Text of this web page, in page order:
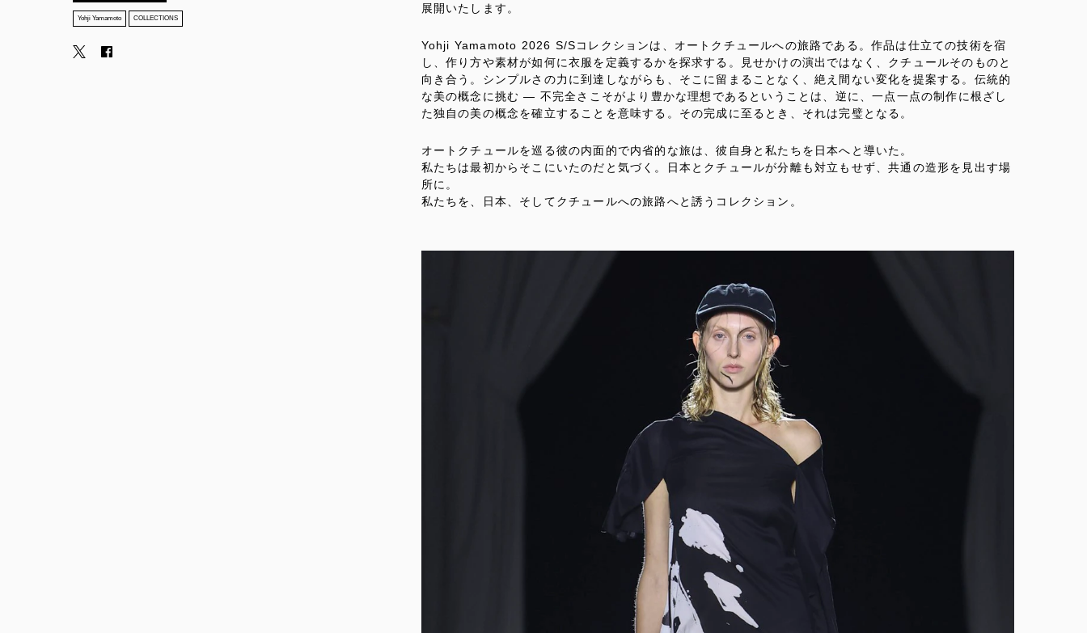
展開いたします。
Yohji Yamamoto 2026 S/Sコレクションは、オートクチュールへの旅路である。作品は仕立ての技術を宿
し、作り方や素材が如何に衣服を定義するかを探求する。見せかけの演出ではなく、クチュールそのものと
向き合う。シンプルさの力に到達しながらも、そこに留まることなく、絶え間ない変化を提案する。伝統的
な美の概念に挑む ― 不完全さこそがより豊かな理想であるということは、逆に、一点一点の制作に根ざし
た独自の美の概念を確立することを意味する。その完成に至るとき、それは完璧となる。
オートクチュールを巡る彼の内面的で内省的な旅は、彼自身と私たちを日本へと導いた。
私たちは最初からそこにいたのだと気づく。日本とクチュールが分離も対立もせず、共通の造形を見出す場
所に。
私たちを、日本、そしてクチュールへの旅路へと誘うコレクション。
Yohji Yamamoto COLLECTIONS